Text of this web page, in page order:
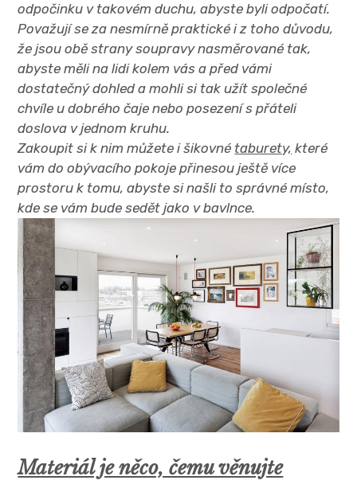
odpočinku v takovém duchu, abyste byli odpočatí.
Považují se za nesmírně praktické i z toho důvodu,
že jsou obě strany soupravy nasměrované tak,
abyste měli na lidi kolem vás a před vámi
dostatečný dohled a mohli si tak užít společné
chvíle u dobrého čaje nebo posezení s přáteli
doslova v jednom kruhu.
Zakoupit si k nim můžete i šikovné taburety, které
vám do obývacího pokoje přinesou ještě více
prostoru k tomu, abyste si našli to správné místo,
kde se vám bude sedět jako v bavlnce.
Materiál je něco, čemu věnujte